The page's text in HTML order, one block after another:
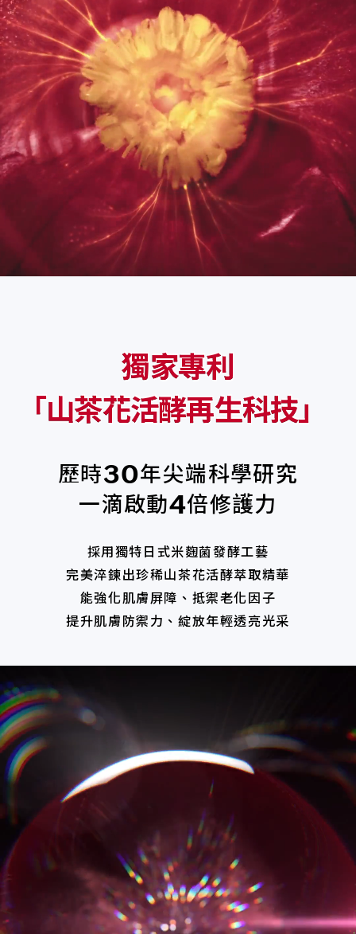
獨家專利
「 山茶花活酵再生科技」
歷時30年尖端科學研究
一滴啟動4倍修護力
採用獨特日式米麴菌發酵工藝
完美淬鍊出珍稀山茶花活酵萃取精華
能強化肌膚屏障、抵禦老化因子
提升肌膚防禦力、綻放年輕透亮光采